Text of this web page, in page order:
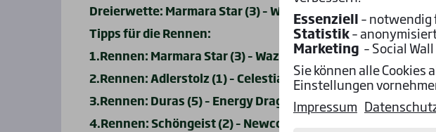
Dreierwette: Marmara Star (3) – Wazlaw (1) – Zavaro (2) (1.
Tipps für die Rennen:
1.Rennen: Marmara Star (3) – Wazlaw (1) – Zavaro (2) –
2.Rennen: Adlerstolz (1) – Celestial Star (4) – Dawn Sky (5) -
3.Rennen: Duras (5) – Energy Dragon (3) – Ali (1) – Ajandra (6)
4.Rennen: Schöngeist (2) – Newcombe (6) – Tex Lot (4) –
Essenziell–
Statistik–
Marketing – Social
Sie können alle
Einstellungen
Impressum